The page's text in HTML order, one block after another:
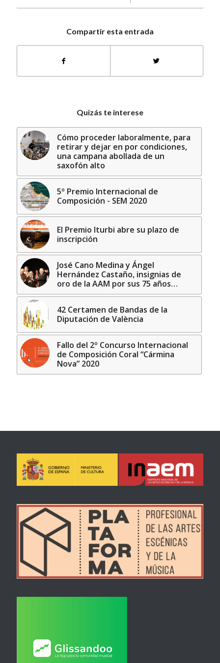
Compartir esta entrada
Quizás te interese
Cómo proceder laboralmente, para
retirar y dejar en por condiciones,
una campana abollada de un
saxofón alto
5º Premio Internacional de
Composición - SEM 2020
El Premio Iturbi abre su plazo de
inscripción
José Cano Medina y Ángel
Hernández Castaño, insignias de
oro de la AAM por sus 75 años…
42 Certamen de Bandas de la
Diputación de València
Fallo del 2º Concurso Internacional
de Composición Coral “Cármina
Nova” 2020